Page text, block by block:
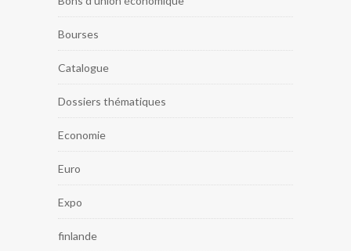
Bourses
Catalogue
Dossiers thématiques
Economie
Euro
Expo
finlande